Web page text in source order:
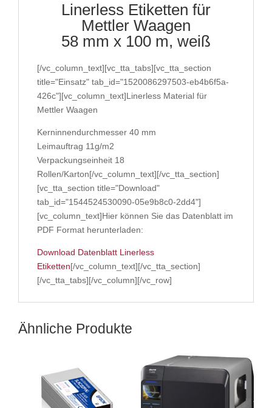
Linerless Etiketten für
Mettler Waagen
58 mm x 100 m, weiß
[/vc_column_text][vc_tta_tabs][vc_tta_section
title="Einsatz" tab_id="1520086297503-eb4b6f5a-
426c"][vc_column_text]Linerless Material für
Mettler Waagen
Kerninnendurchmesser 40 mm
Leimauftrag 11g/m2
Verpackungseinheit 18
Rollen/Karton[/vc_column_text][/vc_tta_section]
[vc_tta_section title="Download"
tab_id="1544524530090-05e9b8c0-2dd4"]
[vc_column_text]Hier können Sie das Datenblatt im
PDF Format herunterladen:
Download Datenblatt Linerless
Etiketten[/vc_column_text][/vc_tta_section]
[/vc_tta_tabs][/vc_column][/vc_row]
Ähnliche Produkte